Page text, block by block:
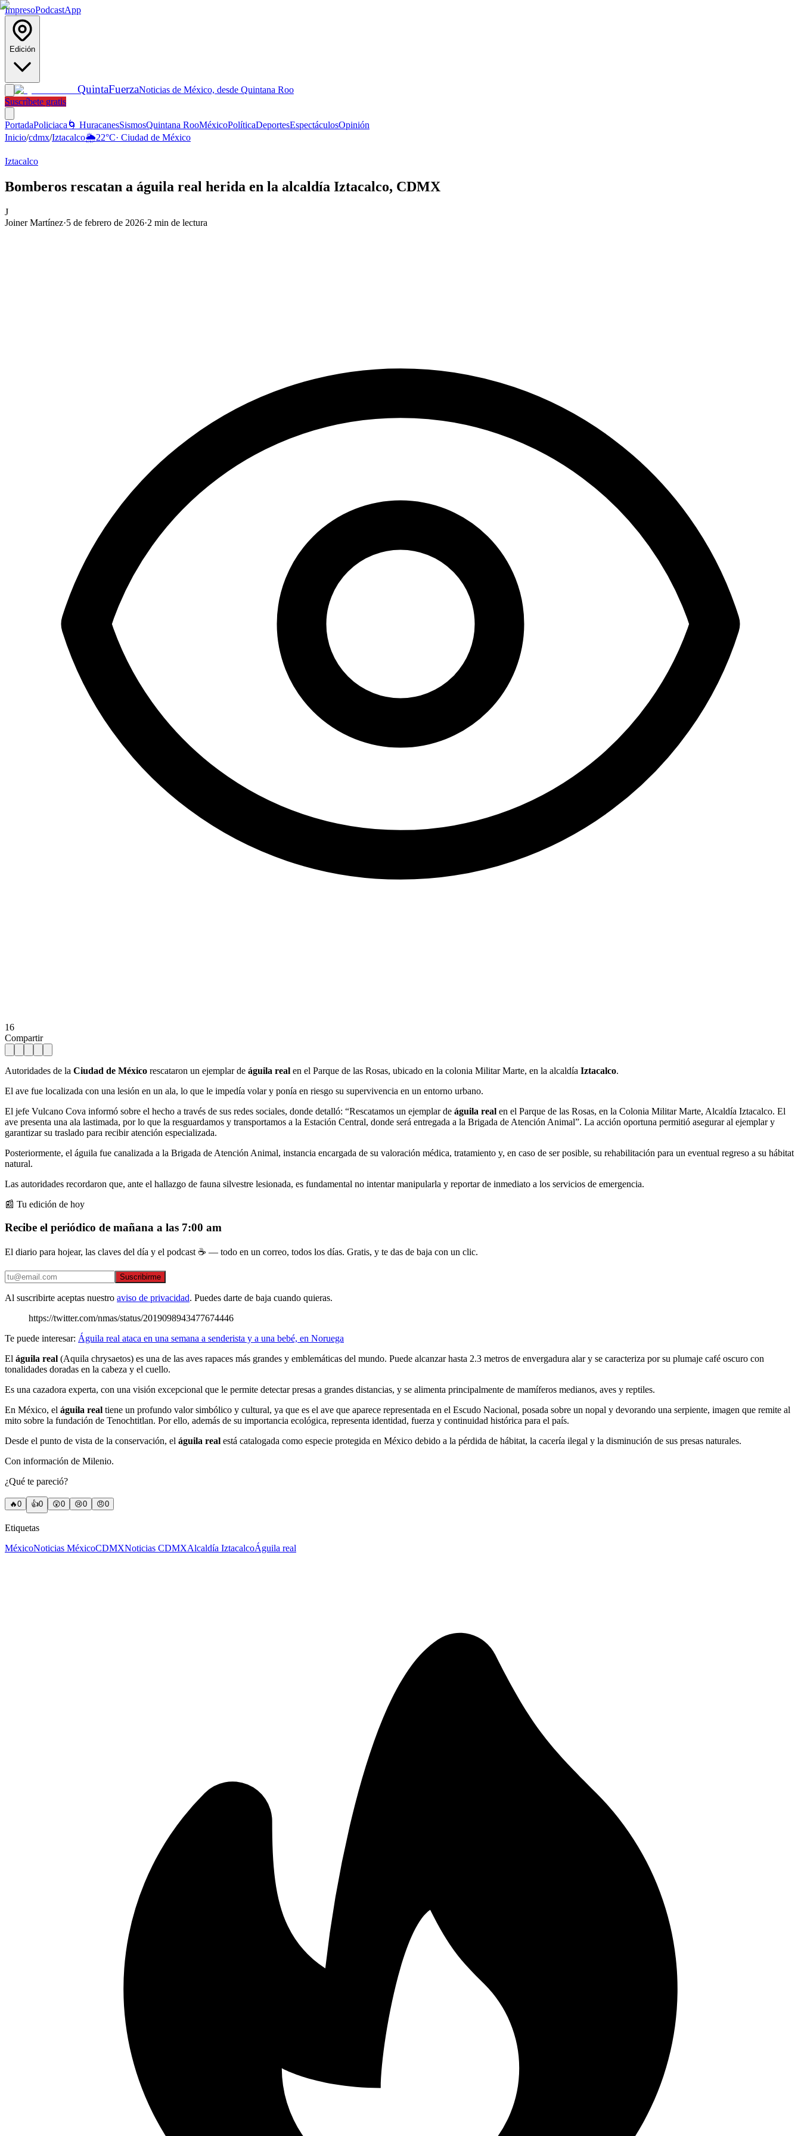
ImpresoPodcastApp
Edición
QuintaFuerzaNoticias de México, desde Quintana Roo
Suscríbete gratis
PortadaPoliciaca 🌀 HuracanesSismosQuintana RooMéxicoPolíticaDeportesEspectáculosOpinión
Inicio/cdmx/Iztacalco🌦️22°C· Ciudad de México
Iztacalco
Bomberos rescatan a águila real herida en la alcaldía Iztacalco, CDMX
J
Joiner Martínez·5 de febrero de 2026·2 min de lectura
16
Compartir
Autoridades de la Ciudad de México rescataron un ejemplar de águila real en el Parque de las Rosas, ubicado en la colonia Militar Marte, en la alcaldía Iztacalco.
El ave fue localizada con una lesión en un ala, lo que le impedía volar y ponía en riesgo su supervivencia en un entorno urbano.
El jefe Vulcano Cova informó sobre el hecho a través de sus redes sociales, donde detalló: “Rescatamos un ejemplar de águila real en el Parque de las Rosas, en la Colonia Militar Marte, Alcaldía Iztacalco. El
ave presenta una ala lastimada, por lo que la resguardamos y transportamos a la Estación Central, donde será entregada a la Brigada de Atención Animal”. La acción oportuna permitió asegurar al ejemplar y
garantizar su traslado para recibir atención especializada.
Posteriormente, el águila fue canalizada a la Brigada de Atención Animal, instancia encargada de su valoración médica, tratamiento y, en caso de ser posible, su rehabilitación para un eventual regreso a su hábitat
natural.
Las autoridades recordaron que, ante el hallazgo de fauna silvestre lesionada, es fundamental no intentar manipularla y reportar de inmediato a los servicios de emergencia.
📰 Tu edición de hoy
Recibe el periódico de mañana a las 7:00 am
El diario para hojear, las claves del día y el podcast ☕ — todo en un correo, todos los días. Gratis, y te das de baja con un clic.
Suscribirme
Al suscribirte aceptas nuestro aviso de privacidad. Puedes darte de baja cuando quieras.
https://twitter.com/nmas/status/2019098943477674446
Te puede interesar: Águila real ataca en una semana a senderista y a una bebé, en Noruega
El águila real (Aquila chrysaetos) es una de las aves rapaces más grandes y emblemáticas del mundo. Puede alcanzar hasta 2.3 metros de envergadura alar y se caracteriza por su plumaje café oscuro con
tonalidades doradas en la cabeza y el cuello.
Es una cazadora experta, con una visión excepcional que le permite detectar presas a grandes distancias, y se alimenta principalmente de mamíferos medianos, aves y reptiles.
En México, el águila real tiene un profundo valor simbólico y cultural, ya que es el ave que aparece representada en el Escudo Nacional, posada sobre un nopal y devorando una serpiente, imagen que remite al
mito sobre la fundación de Tenochtitlan. Por ello, además de su importancia ecológica, representa identidad, fuerza y continuidad histórica para el país.
Desde el punto de vista de la conservación, el águila real está catalogada como especie protegida en México debido a la pérdida de hábitat, la cacería ilegal y la disminución de sus presas naturales.
Con información de Milenio.
¿Qué te pareció?
🔥0 👍0 😲0 😢0 😠0
Etiquetas
MéxicoNoticias MéxicoCDMXNoticias CDMXAlcaldía IztacalcoÁguila real